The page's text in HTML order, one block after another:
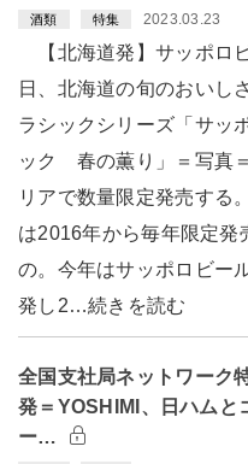
酒類 特集 2023.03.23
【北海道発】サッポロ
日、北海道の旬のおいし
ラシックシリーズ「サッ
ック 春の薫り」＝写真
リアで数量限定発売す
は2016年から毎年限定発
の。今年はサッポロビー
発し2…続きを読む
全国支社局ネットワーク
発＝YOSHIMI、日ハムと
ー…